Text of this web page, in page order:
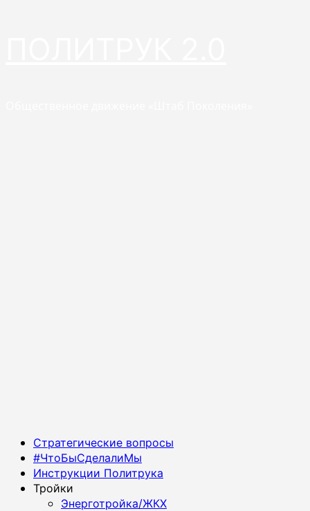
Основное
меню
Стратегические вопросы
#ЧтоБыСделалиМы
Инструкции Политрука
Тройки
Энерготройка/ЖКХ